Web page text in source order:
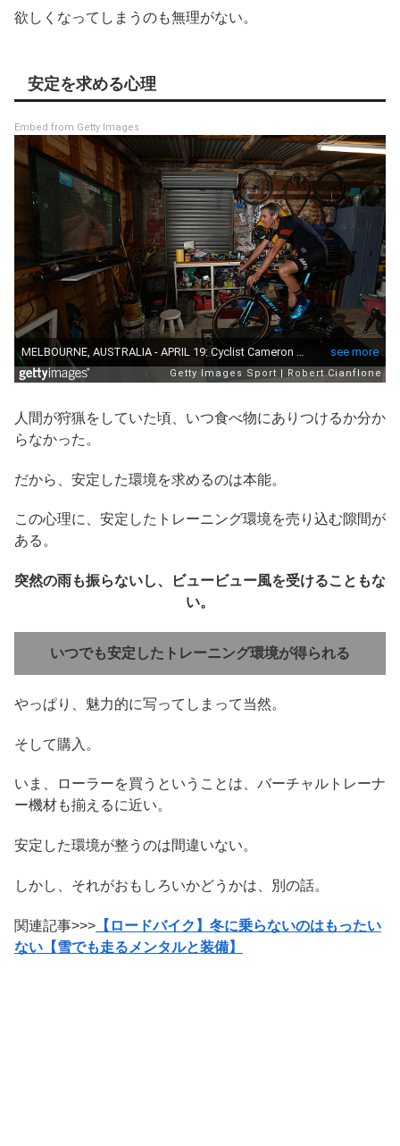
欲しくなってしまうのも無理がない。
安定を求める心理
Embed from Getty Images
人間が狩猟をしていた頃、いつ食べ物にありつけるか分か
らなかった。
だから、安定した環境を求めるのは本能。
この心理に、安定したトレーニング環境を売り込む隙間が
ある。
突然の雨も振らないし、ビュービュー風を受けることもな
い。
いつでも安定したトレーニング環境が得られる
やっぱり、魅力的に写ってしまって当然。
そして購入。
いま、ローラーを買うということは、バーチャルトレーナ
ー機材も揃えるに近い。
安定した環境が整うのは間違いない。
しかし、それがおもしろいかどうかは、別の話。
関連記事>>> 【ロードバイク】冬に乗らないのはもったい
ない【雪でも走るメンタルと装備】